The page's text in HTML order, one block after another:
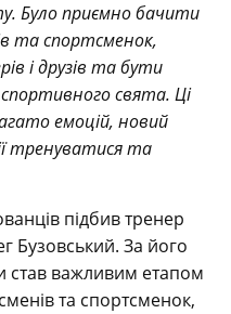
Було приємно бачити
та спортсменок,
і друзів та бути
свята. Ці
емоцій, новий
тренуватися та
підбив тренер
За його
став важливим етапом
та спортсменок,